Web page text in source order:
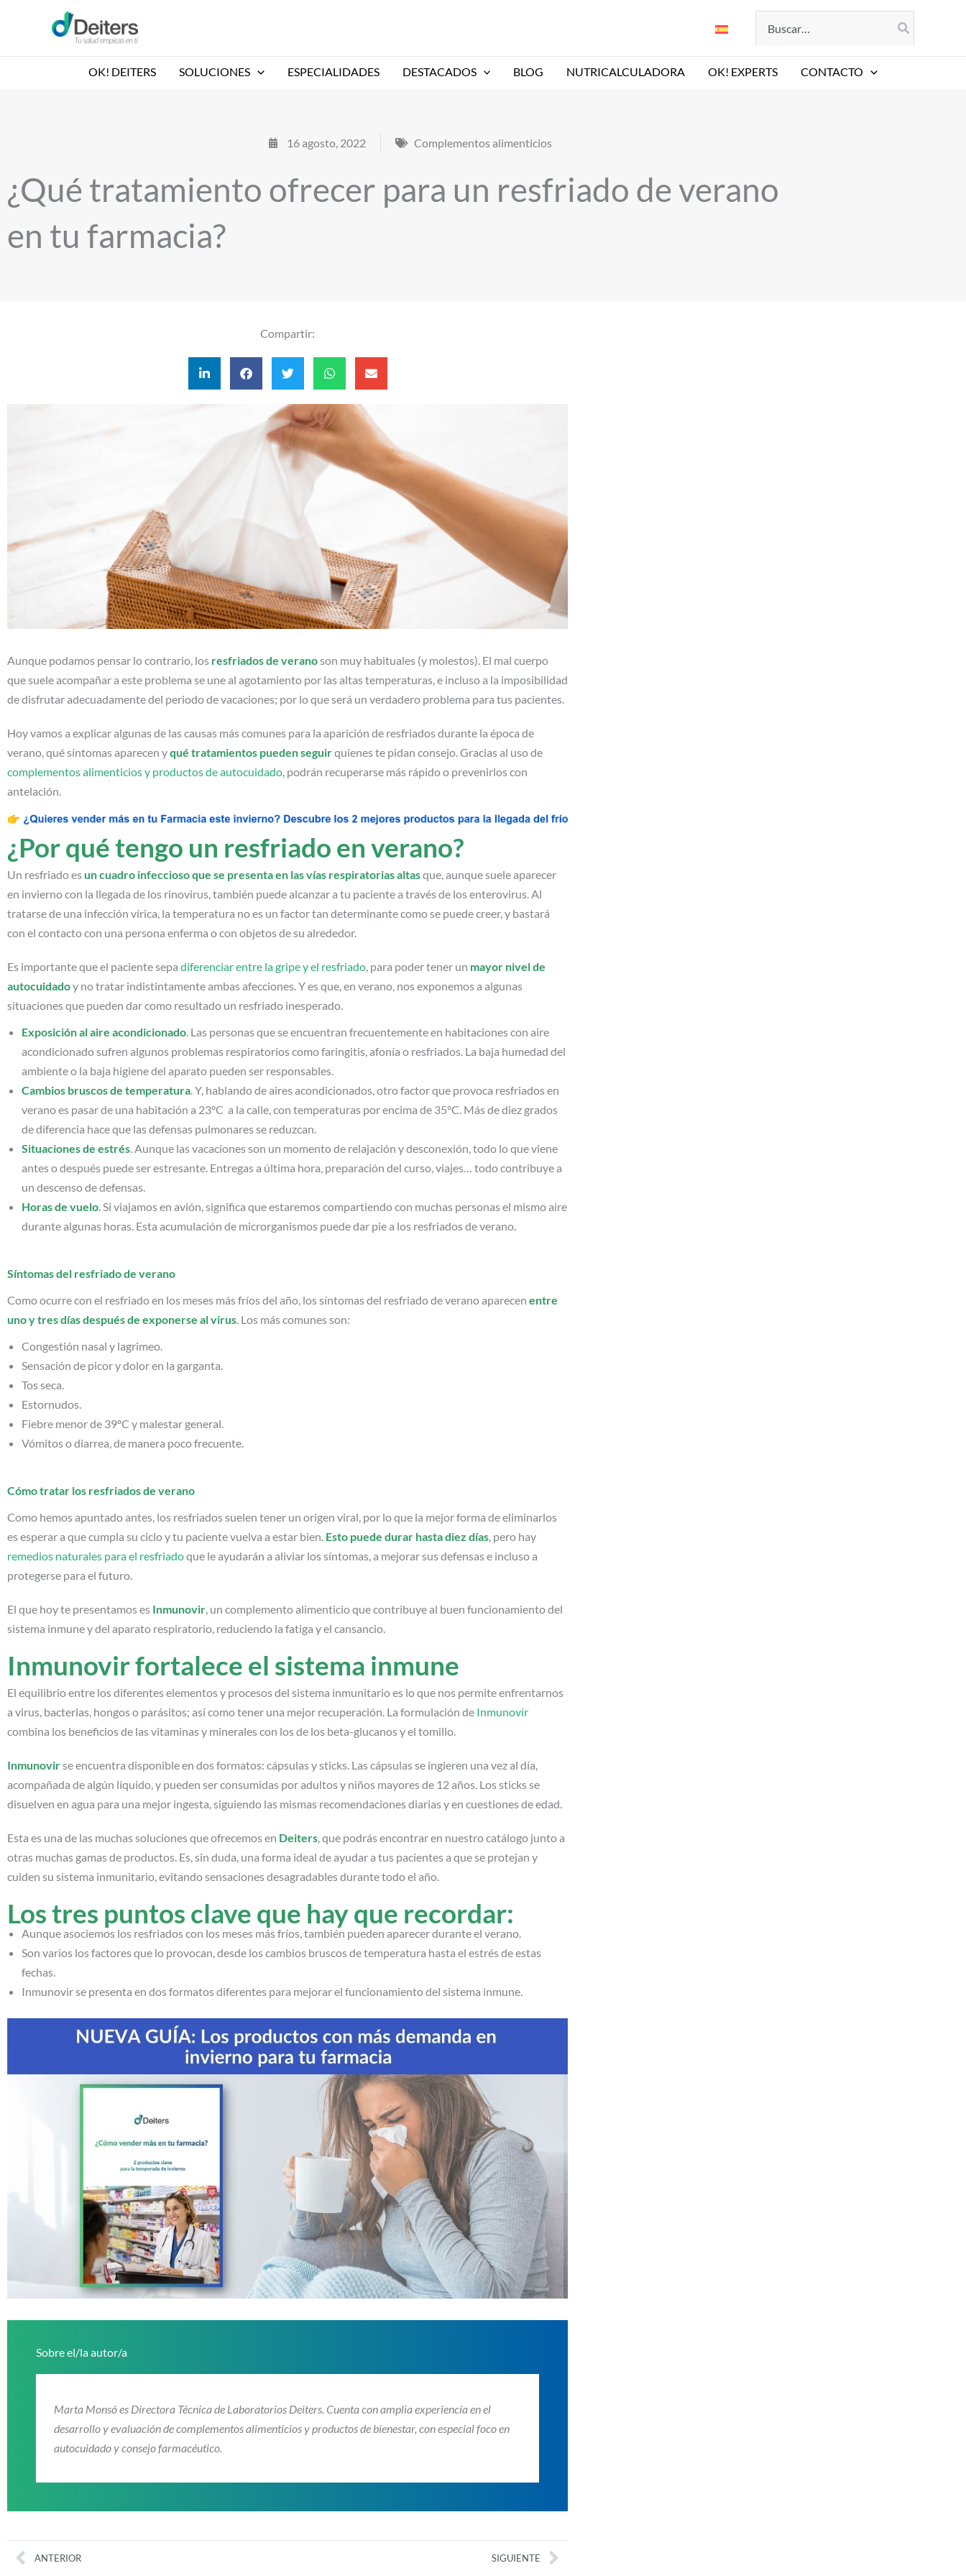
por:
OK! DEITERS SOLUCIONES ESPECIALIDADES DESTACADOS BLOG NUTRICALCULADORA OK! EXPERTS CONTACTO
16 agosto, 2022 Complementos alimenticios
¿Qué tratamiento ofrecer para un resfriado de verano
en tu farmacia?
Compartir:
Aunque podamos pensar lo contrario, los resfriados de veranoson muy habituales (y molestos). El mal cuerpo
que suele acompañar a este problema se une al agotamiento por las altas temperaturas, e incluso a la imposibilidad
de disfrutar adecuadamente del periodo de vacaciones; por lo que será un verdadero problema para tus pacientes.
Hoy vamos a explicar algunas de las causas más comunes para la aparición de resfriados durante la época de
verano, qué síntomas aparecen yqué tratamientos pueden seguirquienes te pidan consejo. Gracias al uso de
complementos alimenticios y productos de autocuidado , podrán recuperarse más rápido o prevenirlos con
antelación.
¿Por qué tengo un resfriado en verano?
Un resfriado es un cuadro infeccioso que se presenta en las vías respiratorias altasque, aunque suele aparecer
en invierno con la llegada de los rinovirus, también puede alcanzar a tu paciente a través de los enterovirus. Al
tratarse de una infección vírica, la temperatura no es un factor tan determinante como se puede creer, y bastará
con el contacto con una persona enferma o con objetos de su alrededor.
Es importante que el paciente sepa diferenciar entre la gripe y el resfriado , para poder tener un mayor nivel de
autocuidadoy no tratar indistintamente ambas afecciones. Y es que, en verano, nos exponemos a algunas
situaciones que pueden dar como resultado un resfriado inesperado.
Exposición al aire acondicionado . Las personas que se encuentran frecuentemente en habitaciones con aire
acondicionado sufren algunos problemas respiratorios como faringitis, afonía o resfriados. La baja humedad del
ambiente o la baja higiene del aparato pueden ser responsables.
Cambios bruscos de temperatura . Y, hablando de aires acondicionados, otro factor que provoca resfriados en
verano es pasar de una habitación a 23°C a la calle, con temperaturas por encima de 35°C. Más de diez grados
de diferencia hace que las defensas pulmonares se reduzcan.
Situaciones de estrés . Aunque las vacaciones son un momento de relajación y desconexión, todo lo que viene
antes o después puede ser estresante. Entregas a última hora, preparación del curso, viajes… todo contribuye a
un descenso de defensas.
Horas de vuelo . Si viajamos en avión, significa que estaremos compartiendo con muchas personas el mismo aire
durante algunas horas. Esta acumulación de microrganismos puede dar pie a los resfriados de verano.
Síntomas del resfriado de verano
Como ocurre con el resfriado en los meses más fríos del año, los síntomas del resfriado de verano aparecen entre
uno y tres días después de exponerse al virus . Los más comunes son:
Congestión nasal y lagrimeo.
Sensación de picor y dolor en la garganta.
Tos seca.
Estornudos.
Fiebre menor de 39°C y malestar general.
Vómitos o diarrea, de manera poco frecuente.
Cómo tratar los resfriados de verano
Como hemos apuntado antes, los resfriados suelen tener un origen viral, por lo que la mejor forma de eliminarlos
es esperar a que cumpla su ciclo y tu paciente vuelva a estar bien. Esto puede durar hasta diez días , pero hay
remedios naturales para el resfriadoque le ayudarán a aliviar los síntomas, a mejorar sus defensas e incluso a
protegerse para el futuro.
El que hoy te presentamos es Inmunovir , un complemento alimenticio que contribuye al buen funcionamiento del
sistema inmune y del aparato respiratorio, reduciendo la fatiga y el cansancio.
Inmunovir fortalece el sistema inmune
El equilibrio entre los diferentes elementos y procesos del sistema inmunitario es lo que nos permite enfrentarnos
a virus, bacterias, hongos o parásitos; así como tener una mejor recuperación. La formulación de Inmunovir
combina los beneficios de las vitaminas y minerales con los de los beta-glucanos y el tomillo.
Inmunovirse encuentra disponible en dos formatos: cápsulas y sticks. Las cápsulas se ingieren una vez al día,
acompañada de algún líquido, y pueden ser consumidas por adultos y niños mayores de 12 años. Los sticks se
disuelven en agua para una mejor ingesta, siguiendo las mismas recomendaciones diarias y en cuestiones de edad.
Esta es una de las muchas soluciones que ofrecemos en Deiters , que podrás encontrar en nuestro catálogo junto a
otras muchas gamas de productos. Es, sin duda, una forma ideal de ayudar a tus pacientes a que se protejan y
cuiden su sistema inmunitario, evitando sensaciones desagradables durante todo el año.
Los tres puntos clave que hay que recordar:
Aunque asociemos los resfriados con los meses más fríos, también pueden aparecer durante el verano.
Son varios los factores que lo provocan, desde los cambios bruscos de temperatura hasta el estrés de estas
fechas.
Inmunovir se presenta en dos formatos diferentes para mejorar el funcionamiento del sistema inmune.
Sobre el/la autor/a
Marta Monsó es Directora Técnica de Laboratorios Deiters. Cuenta con amplia experiencia en el
desarrollo y evaluación de complementos alimenticios y productos de bienestar, con especial foco en
autocuidado y consejo farmacéutico.
PrevANTERIOR SIGUIENTENext